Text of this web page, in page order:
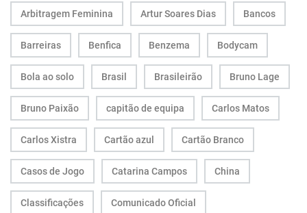
Arbitragem Feminina Artur Soares Dias Bancos
Barreiras Benfica Benzema Bodycam
Bola ao solo Brasil Brasileirão Bruno Lage
Bruno Paixão capitão de equipa Carlos Matos
Carlos Xistra Cartão azul Cartão Branco
Casos de Jogo Catarina Campos China
Classificações Comunicado Oficial